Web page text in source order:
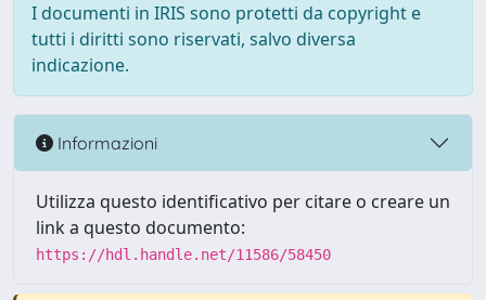
I documenti in IRIS sono protetti da copyright e
tutti i diritti sono riservati, salvo diversa
indicazione.
Informazioni
Utilizza questo identificativo per citare o creare un
link a questo documento:
https://hdl.handle.net/11586/58450